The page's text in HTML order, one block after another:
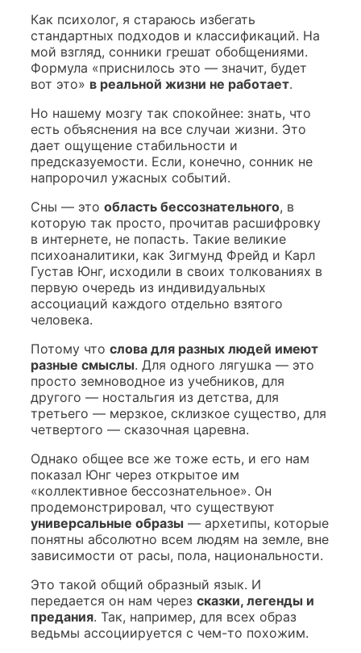
Как психолог, я стараюсь избегать
стандартных подходов и классификаций. На
мой взгляд, сонники грешат обобщениями.
Формула «приснилось это — значит, будет
вот это» в реальной жизни не работает.
Но нашему мозгу так спокойнее: знать, что
есть объяснения на все случаи жизни. Это
дает ощущение стабильности и
предсказуемости. Если, конечно, сонник не
напророчил ужасных событий.
Сны — это область бессознательного, в
которую так просто, прочитав расшифровку
в интернете, не попасть. Такие великие
психоаналитики, как Зигмунд Фрейд и Карл
Густав Юнг, исходили в своих толкованиях в
первую очередь из индивидуальных
ассоциаций каждого отдельно взятого
человека.
Потому что слова для разных людей имеют
разные смыслы. Для одного лягушка — это
просто земноводное из учебников, для
другого — ностальгия из детства, для
третьего — мерзкое, склизкое существо, для
четвертого — сказочная царевна.
Однако общее все же тоже есть, и его нам
показал Юнг через открытое им
«коллективное бессознательное». Он
продемонстрировал, что существуют
универсальные образы — архетипы, которые
понятны абсолютно всем людям на земле, вне
зависимости от расы, пола, национальности.
Это такой общий образный язык. И
передается он нам через сказки, легенды и
предания. Так, например, для всех образ
ведьмы ассоциируется с чем-то похожим.